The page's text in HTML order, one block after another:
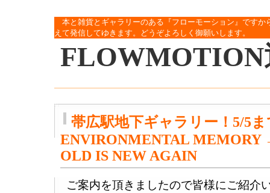
本と雑貨とギャラリーのある『フローモーション』です
えて発信してゆきます。どうぞよろしく御願いします。
FLOWMOTION
帯広駅地下ギャラリー！5/5
ENVIRONMENTAL MEMORY
OLD IS NEW AGAIN
ご案内を頂きましたので皆様にご紹介